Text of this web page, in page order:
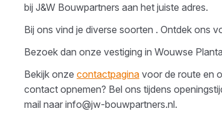
bij J&W Bouwpartners aan het juiste adres.
Bij ons vind je diverse soorten . Ontdek ons
Bezoek dan onze vestiging in Wouwse
Bekijk onze contactpagina voor de route en
contact opnemen? Bel ons tijdens
mail naar info@jw-bouwpartners.nl.